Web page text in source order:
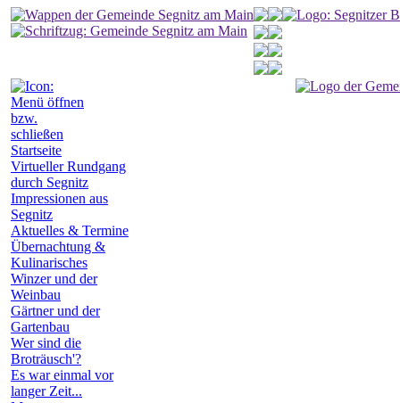
Startseite
Virtueller Rundgang
durch Segnitz
Impressionen aus
Segnitz
Aktuelles & Termine
Übernachtung &
Kulinarisches
Winzer und der
Weinbau
Gärtner und der
Gartenbau
Wer sind die
Broträusch'?
Es war einmal vor
langer Zeit...